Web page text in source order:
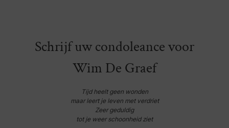
Schrijf uw condoleance voor
Wim De Graef
Tijd heelt geen wonden
maar leert je leven met verdriet
Zeer geduldig
tot je weer schoonheid ziet